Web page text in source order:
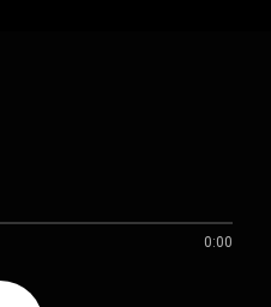
0:00